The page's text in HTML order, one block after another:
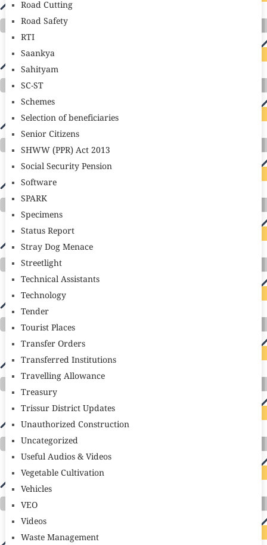
Road Cutting
Road Safety
RTI
Saankya
Sahityam
SC-ST
Schemes
Selection of beneficiaries
Senior Citizens
SHWW (PPR) Act 2013
Social Security Pension
Software
SPARK
Specimens
Status Report
Stray Dog Menace
Streetlight
Technical Assistants
Technology
Tender
Tourist Places
Transfer Orders
Transferred Institutions
Travelling Allowance
Treasury
Trissur District Updates
Unauthorized Construction
Uncategorized
Useful Audios & Videos
Vegetable Cultivation
Vehicles
VEO
Videos
Waste Management